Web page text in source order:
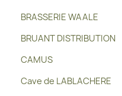
BRASSERIE WAALE
BRUANT DISTRIBUTION
CAMUS
Cave de LABLACHERE